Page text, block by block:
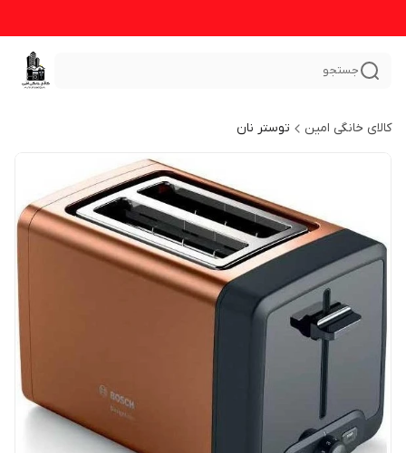
جستجو
کالای خانگی امین توستر نان